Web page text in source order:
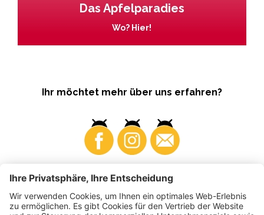
Das Apfelparadies
Wo? Hier!
Ihr möchtet mehr über uns erfahren?
Business Produzenten